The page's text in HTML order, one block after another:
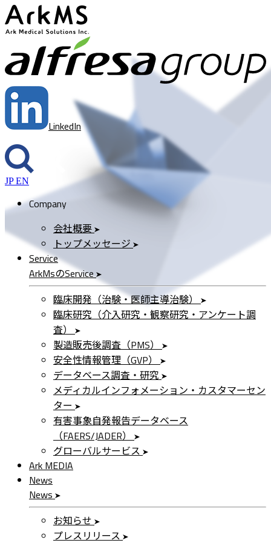
LinkedIn
JP EN
Company
会社概要
トップメッセージ
Service
ArkMsのService
臨床開発（治験・医師主導治験）
臨床研究（介入研究・観察研究・アンケート調
査）
製造販売後調査（PMS）
安全性情報管理（GVP）
データベース調査・研究
メディカルインフォメーション・カスタマーセン
ター
有害事象自発報告データベース
（FAERS/JADER）
グローバルサービス
Ark MEDIA
News
News
お知らせ
プレスリリース